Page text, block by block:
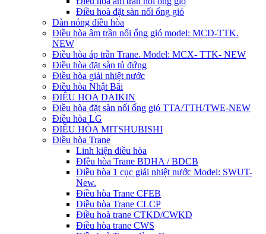
Điều hoà đặt sàn nối ống gió
Dàn nóng điều hòa
Điều hòa âm trần nối ống gió model: MCD-TTK.
NEW
Điều hòa áp trần Trane. Model: MCX- TTK- NEW
Điều hòa đặt sàn tủ đứng
Điều hòa giải nhiệt nước
Điều hòa Nhật Bãi
ĐIÊU HOA DAIKIN
Điều hòa đặt sàn nối ống gió TTA/TTH/TWE-NEW
Điều hòa LG
ĐIỀU HÒA MITSHUBISHI
Điều hòa Trane
Linh kiện điều hòa
ĐIều hòa Trane BDHA / BDCB
Điều hòa 1 cục giải nhiệt nước Model: SWUT-
New.
Điều hòa Trane CFEB
Điều hòa Trane CLCP
Điều hoà trane CTKD/CWKD
Điều hòa trane CWS